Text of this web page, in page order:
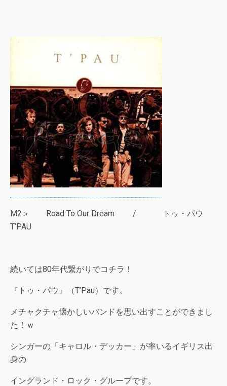
M2＞ Road To Our Dream / トゥ・パウ
T’PAU
続いては80年代繋がりでコチラ！
『トゥ・パウ』（T’Pau）です。
メチャクチャ懐かしいバンドを思い出すことができまし
た！ｗ
シンガーの「キャロル・デッカー」が率いるイギリス出
身の
イングランド・ロック・グループです。